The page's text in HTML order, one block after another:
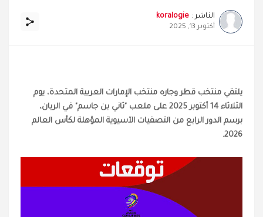
الناشر : koralogie
أكتوبر 13, 2025
يلتقي منتخب قطر وجاره منتخب الإمارات العربية المتحدة، يوم
الثلاثاء 14 أكتوبر 2025 على ملعب "ثاني بن جاسم" في الريان،
برسم الدور الرابع من التصفيات الآسيوية المؤهلة لكأس العالم
2026.